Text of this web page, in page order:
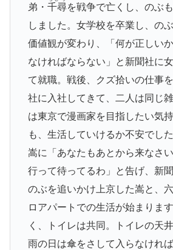
弟・ 千尋を戦争で亡くし、のぶ
しました。女学校を卒業し、の
価値観が変わり、「何が正しい
なければならない」と新聞社に
て就職。戦後、クズ拾いの仕事
社に入社してきて、二人は同じ
は東京で漫画家を目指したい気
も、生活していけるか不安でし
嵩に「あなたもあとから来なさ
行って待ってるわ」と告げ、新
のぶを追いかけ上京した嵩と、
ロアパートでの生活が始まりま
く、トイレは共同。トイレの天
雨の日は傘をさして入らなけれ